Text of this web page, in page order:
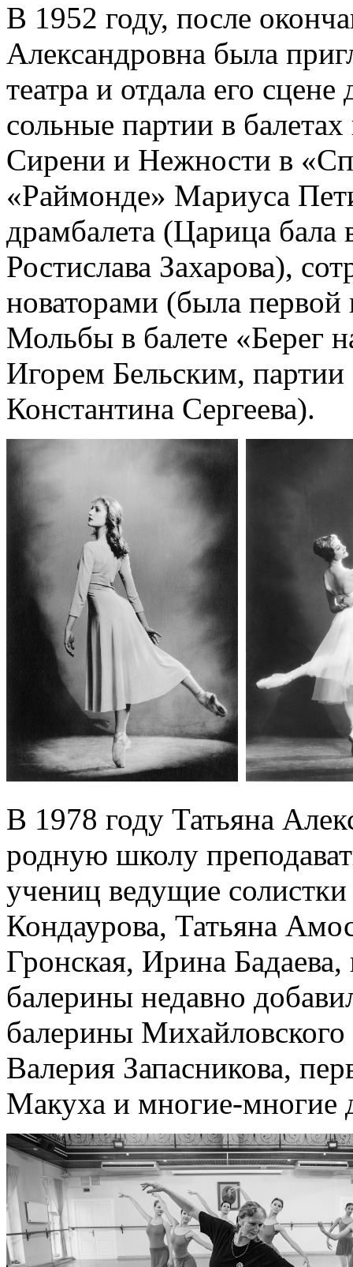
В 1952 году, после
Александровна была
театра и отдала его
сольные партии в
Сирени и Нежности в
«Раймонде» Мариуса
драмбалета (Царица
Ростислава Захарова),
новаторами (была
Мольбы в балете «Берег
Игорем Бельским,
Константина Сергеева).
В 1978 году Татьяна
родную школу
учениц ведущие
Кондаурова, Татьяна
Гронская, Ирина
балерины недавно
балерины
Валерия Запасникова,
Макуха и многие-многие